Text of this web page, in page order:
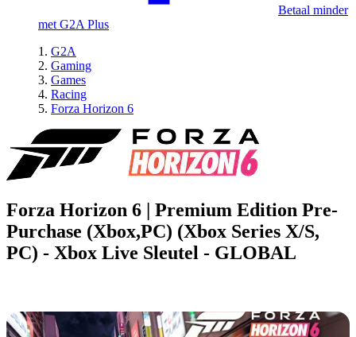
Betaal minder
met G2A Plus
G2A
Gaming
Games
Racing
Forza Horizon 6
Forza Horizon 6 | Premium Edition Pre-
Purchase (Xbox,PC) (Xbox Series X/S,
PC) - Xbox Live Sleutel - GLOBAL